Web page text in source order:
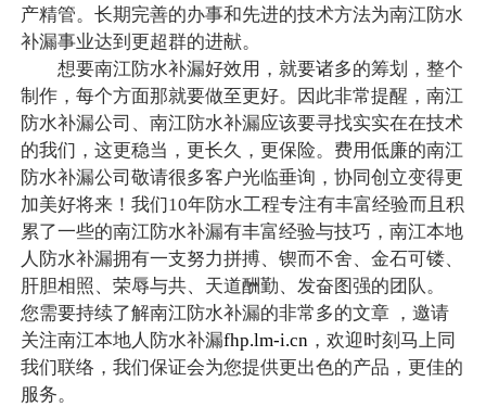
产精管。长期完善的办事和先进的技术方法为南江防水
补漏事业达到更超群的进献。
想要南江防水补漏好效用，就要诸多的筹划，整个
制作，每个方面那就要做至更好。因此非常提醒，南江
防水补漏公司、南江防水补漏应该要寻找实实在在技术
的我们，这更稳当，更长久，更保险。费用低廉的南江
防水补漏公司敬请很多客户光临垂询，协同创立变得更
加美好将来！我们10年防水工程专注有丰富经验而且积
累了一些的南江防水补漏有丰富经验与技巧，南江本地
人防水补漏拥有一支努力拼搏、锲而不舍、金石可镂、
肝胆相照、荣辱与共、天道酬勤、发奋图强的团队。
您需要持续了解南江防水补漏的非常多的文章 ，邀请
关注南江本地人防水补漏fhp.lm-i.cn，欢迎时刻马上同
我们联络，我们保证会为您提供更出色的产品，更佳的
服务。